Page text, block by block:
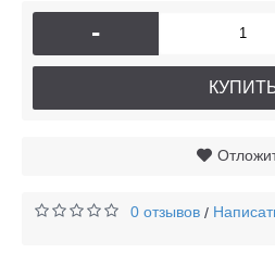
-
0 отзывов /